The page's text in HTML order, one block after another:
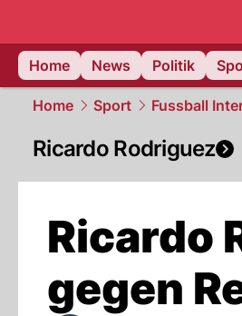
Home
News Politik
Home Sport Fussball
Ricardo Rodriguez
Ricardo
gegen